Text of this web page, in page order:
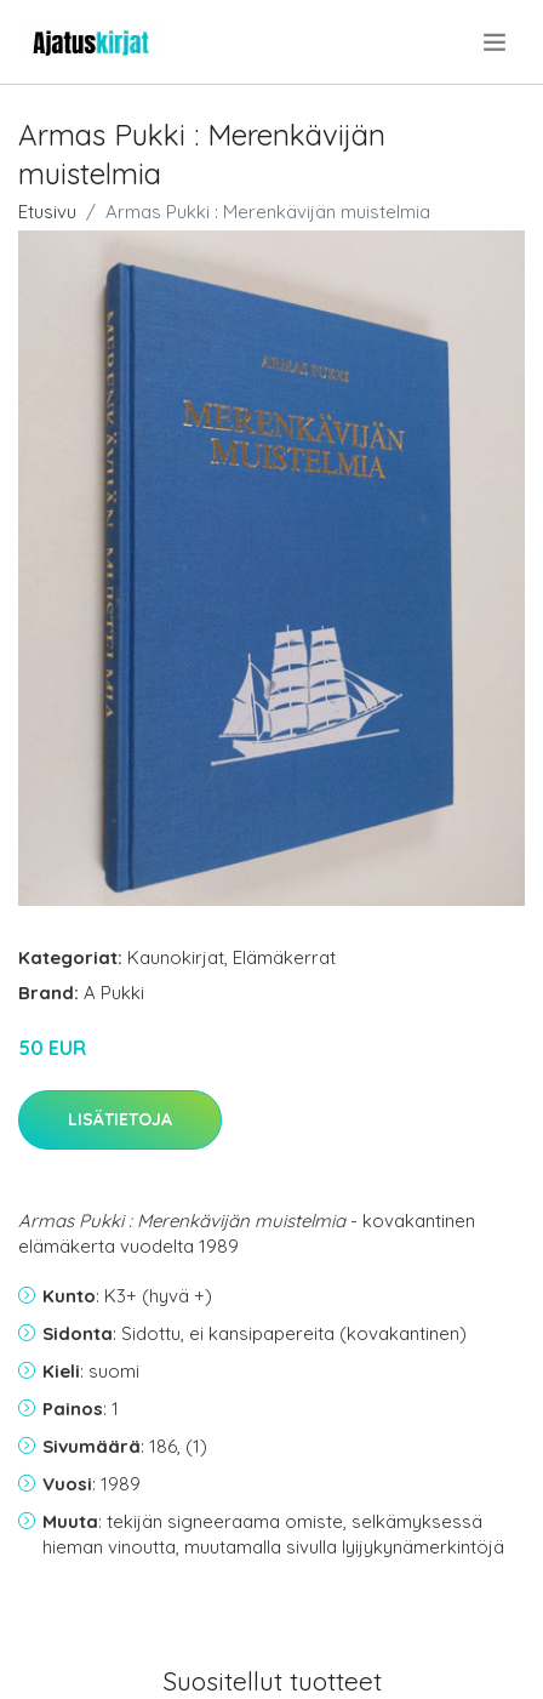
Armas Pukki : Merenkävijän
muistelmia
Etusivu Armas Pukki : Merenkävijän muistelmia
Kategoriat: Kaunokirjat, Elämäkerrat
Brand: A Pukki
50 EUR
LISÄTIETOJA
Armas Pukki : Merenkävijän muistelmia- kovakantinen
elämäkerta vuodelta 1989
Kunto: K3+ (hyvä +)
Sidonta: Sidottu, ei kansipapereita (kovakantinen)
Kieli: suomi
Painos: 1
Sivumäärä: 186, (1)
Vuosi: 1989
Muuta: tekijän signeeraama omiste, selkämyksessä
hieman vinoutta, muutamalla sivulla lyijykynämerkintöjä
Suositellut tuotteet